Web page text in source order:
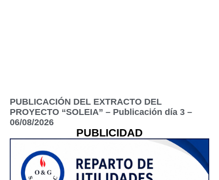
PUBLICACIÓN DEL EXTRACTO DEL
PROYECTO “SOLEIA” – Publicación día 3 –
06/08/2026
PUBLICIDAD